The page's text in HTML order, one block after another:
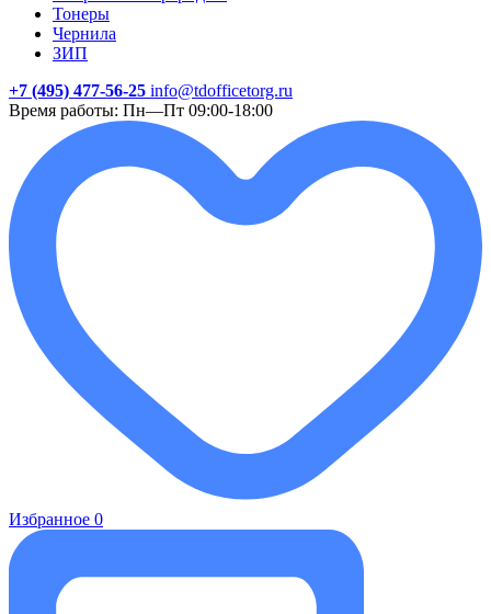
Тонеры
Чернила
ЗИП
+7 (495) 477-56-25 info@tdofficetorg.ru
Время работы: Пн—Пт 09:00-18:00
Избранное 0